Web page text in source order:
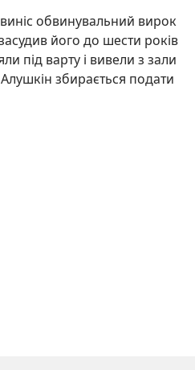
обвинувальний вирок
засудив його до шести років
під варту і вивели з зали
збирається подати